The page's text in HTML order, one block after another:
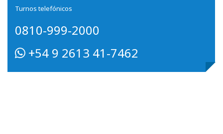
Turnos telefónicos
0810-999-2000
+54 9 2613 41-7462